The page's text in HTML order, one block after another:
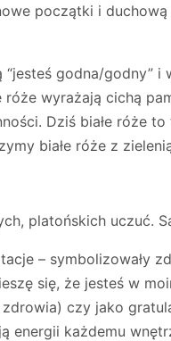
początki i
godna/godny”
róże wyrażają cichą
Dziś białe róże
białe róże z
platońskich uczuć.
– symbolizowały
się, że jesteś w
czy jako
energii każdemu